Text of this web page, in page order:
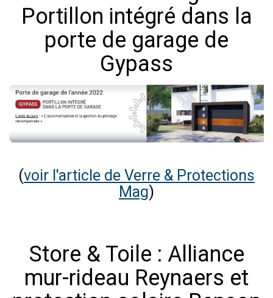
Portillon intégré dans la
porte de garage de
Gypass
(voir l'article de Verre & Protections
Mag)
Store & Toile : Alliance
mur-rideau Reynaers et